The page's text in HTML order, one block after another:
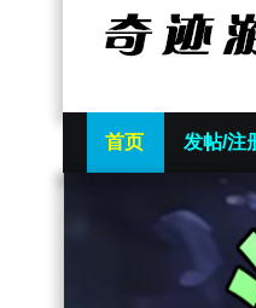
首页 发帖/注